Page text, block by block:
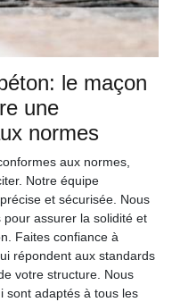
le maçon
une
normes
aux normes,
Notre équipe
et sécurisée. Nous
assurer la solidité et
Faites confiance à
répondent aux standards
votre structure. Nous
sont adaptés à tous les